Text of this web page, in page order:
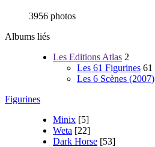
3956 photos
Albums liés
Les Editions Atlas 2
Les 61 Figurines 61
Les 6 Scènes (2007)
Figurines
Minix [5]
Weta [22]
Dark Horse [53]